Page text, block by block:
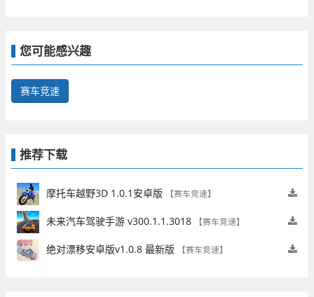
您可能感兴趣
赛车竞速
推荐下载
摩托车越野3D 1.0.1安卓版 【赛车竞速】
未来汽车驾驶手游 v300.1.1.3018 【赛车竞速】
绝对漂移安卓版v1.0.8 最新版 【赛车竞速】